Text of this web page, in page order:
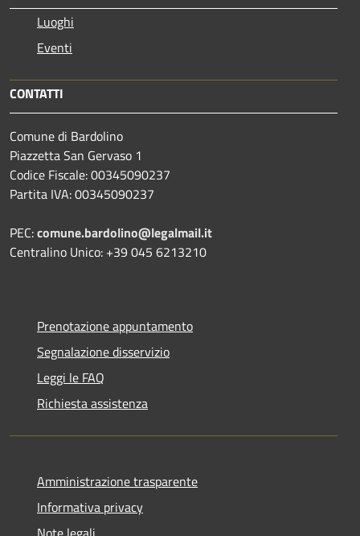
Luoghi
Eventi
CONTATTI
Comune di Bardolino
Piazzetta San Gervaso 1
Codice Fiscale: 00345090237
Partita IVA: 00345090237
PEC:comune.bardolino@legalmail.it
Centralino Unico: +39 045 6213210
Prenotazione appuntamento
Segnalazione disservizio
Leggi le FAQ
Richiesta assistenza
Amministrazione trasparente
Informativa privacy